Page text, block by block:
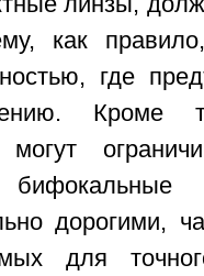
как
где
Кроме
дорогими,
для